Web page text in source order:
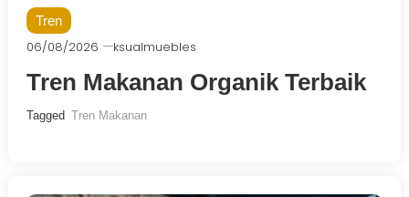
Tren
06/08/2026 ksualmuebles
Tren Makanan Organik Terbaik
Tagged Tren Makanan